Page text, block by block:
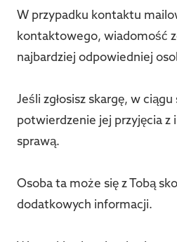
W przypadku kontaktu
kontaktowego, wiadomość
najbardziej odpowiedniej
Jeśli zgłosisz skargę, w
potwierdzenie jej przyjęcia z
sprawą.
Osoba ta może się z Tobą
dodatkowych informacji.